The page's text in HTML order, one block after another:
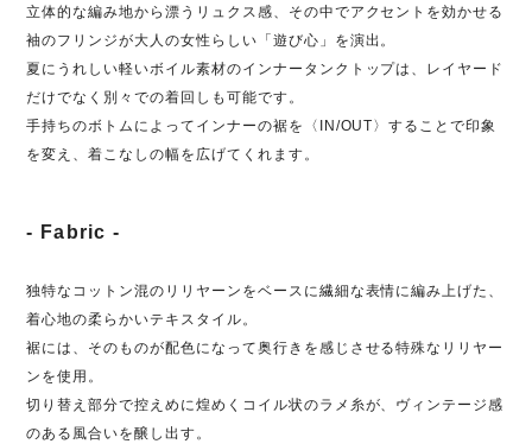
立体的な編み地から漂うリュクス感、その中でアクセントを効かせる
袖のフリンジが大人の女性らしい「遊び心」を演出。
夏にうれしい軽いボイル素材のインナータンクトップは、レイヤード
だけでなく別々での着回しも可能です。
手持ちのボトムによってインナーの裾を〈IN/OUT〉することで印象
を変え、着こなしの幅を広げてくれます。
- Fabric -
独特なコットン混のリリヤーンをベースに繊細な表情に編み上げた、
着心地の柔らかいテキスタイル。
裾には、そのものが配色になって奥行きを感じさせる特殊なリリヤー
ンを使用。
切り替え部分で控えめに煌めくコイル状のラメ糸が、ヴィンテージ感
のある風合いを醸し出す。